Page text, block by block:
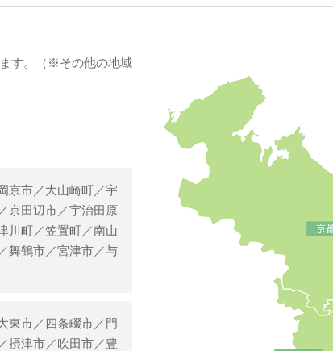
す。（※その他の地域
京市／大山崎町／宇
京田辺市／宇治田原
川町／笠置町／南山
舞鶴市／宮津市／与
東市／四条畷市／門
摂津市／吹田市／豊